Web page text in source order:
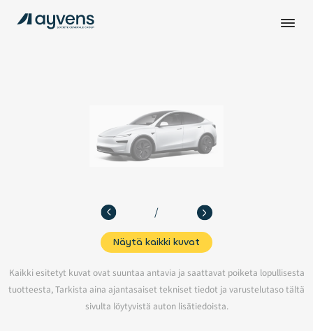
Kaikki esitetyt kuvat ovat suuntaa antavia ja saattavat poiketa lopullisesta
tuotteesta, Tarkista aina ajantasaiset tekniset tiedot ja varustelutaso tältä
sivulta löytyvistä auton lisätiedoista.
/
Näytä kaikki kuvat